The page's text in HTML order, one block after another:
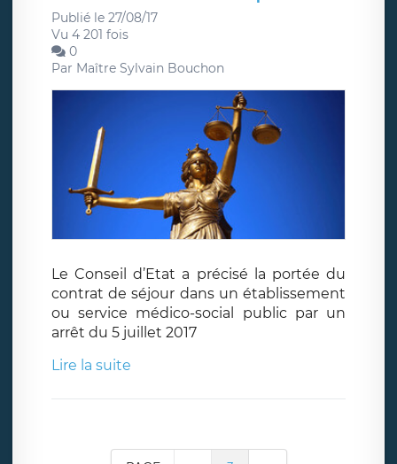
Publié le 27/08/17
Vu 4 201 fois
0
Par Maître Sylvain Bouchon
Le Conseil d’Etat a précisé la portée du
contrat de séjour dans un établissement
ou service médico-social public par un
arrêt du 5 juillet 2017
Lire la suite